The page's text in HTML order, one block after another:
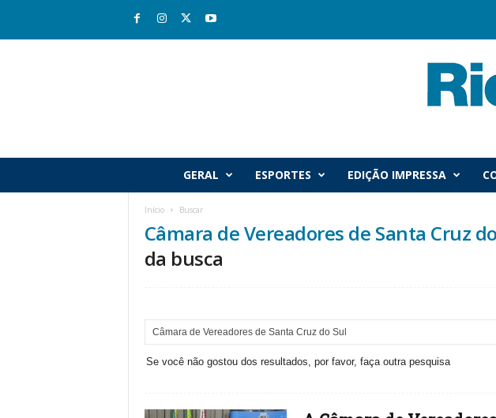
GERAL ESPORTES EDIÇÃO IMPRESSA
Início Buscar
Câmara de Vereadores de Santa Cruz
da busca
Se você não gostou dos resultados, por favor, faça outra pesquisa